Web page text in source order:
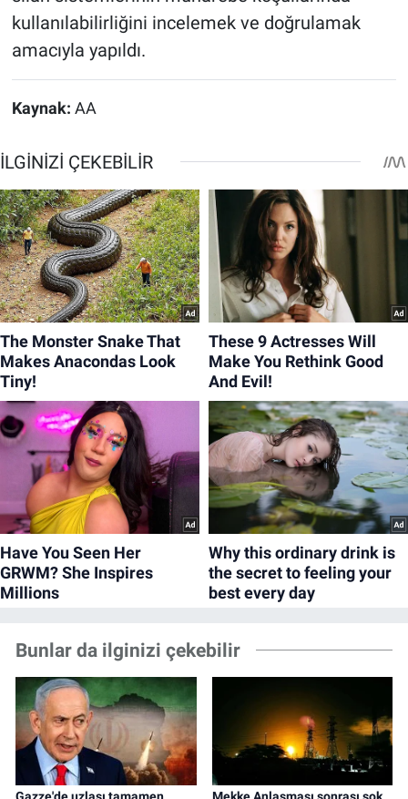
kullanılabilirliğini incelemek ve doğrulamak
amacıyla yapıldı.
Kaynak: AA
Bunlar da ilginizi çekebilir